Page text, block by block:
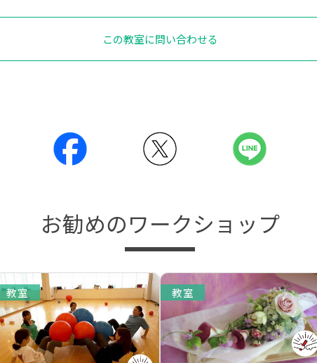
この教室に問い合わせる
お勧めのワークショップ
教室 教室